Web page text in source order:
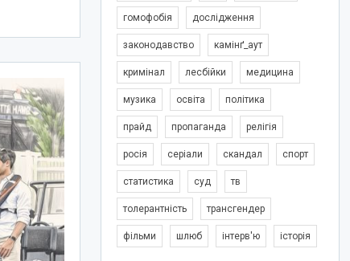
гомофобія дослідження
законодавство камінґ_аут
кримінал лесбійки медицина
музика освіта політика
прайд пропаганда релігія
росія серіали скандал спорт
статистика суд тв
толерантність трансгендер
фільми шлюб інтерв'ю історія